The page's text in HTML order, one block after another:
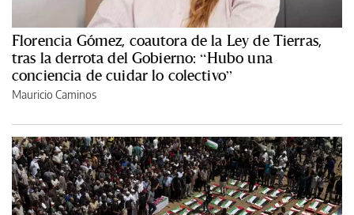
Florencia Gómez, coautora de la Ley de Tierras,
tras la derrota del Gobierno: “Hubo una
conciencia de cuidar lo colectivo”
Mauricio Caminos